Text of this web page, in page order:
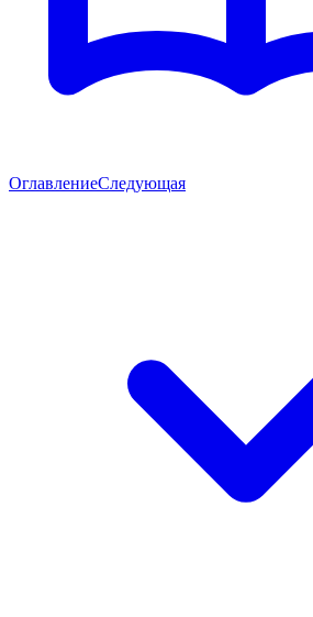
ОглавлениеСледующая